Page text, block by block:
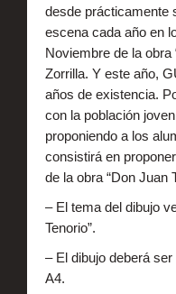
Muestra
Tenorio 360º
Nosotros
Contacto
desde prácticamente
escena cada año en
Noviembre de la
Zorrilla. Y este año,
años de existencia.
con la población
proponiendo a los
consistirá en
de la obra “Don Juan
– El tema del dibujo
Tenorio”.
– El dibujo deberá
A4.